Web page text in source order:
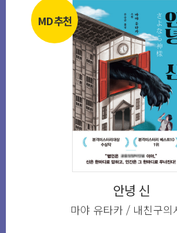
MD 추천
안녕 신
마야 유타카 / 내친구의